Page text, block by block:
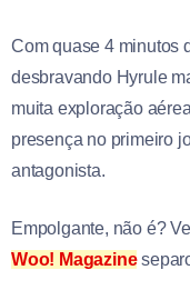
Com quase 4 minutos
desbravando Hyrule
muita exploração
presença no primeiro
antagonista.
Empolgante, não é?
Woo! Magazine